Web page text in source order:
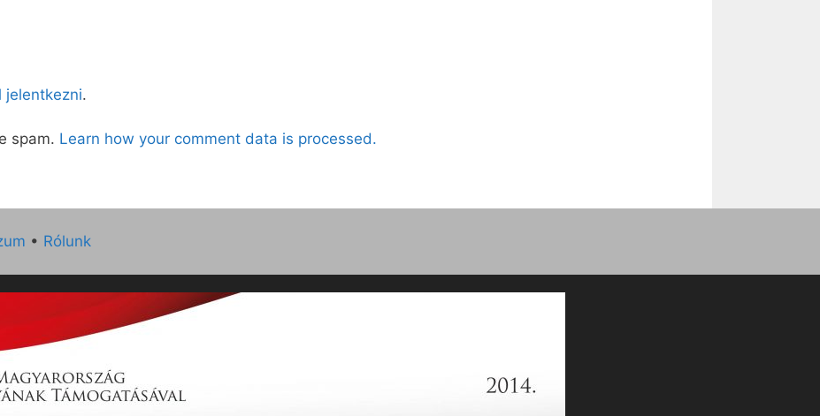
jelentkezni.
spam. Learn how your comment data is processed.
• Rólunk